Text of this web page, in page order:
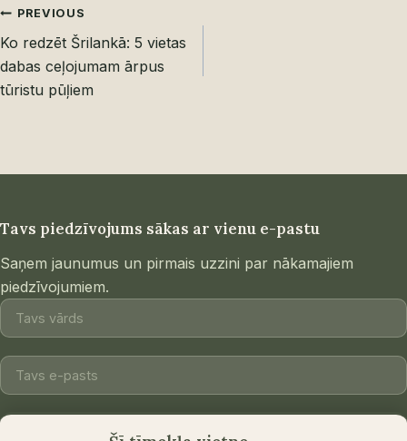
Post
navigation
PREVIOUS
Ko redzēt Šrilankā: 5 vietas
dabas ceļojumam ārpus
tūristu pūļiem
Tavs piedzīvojums sākas ar vienu e-pastu
Saņem jaunumus un pirmais uzzini par nākamajiem
piedzīvojumiem.
Piekrītu saņemt jaunumus un iedvesmu no Escaperies.